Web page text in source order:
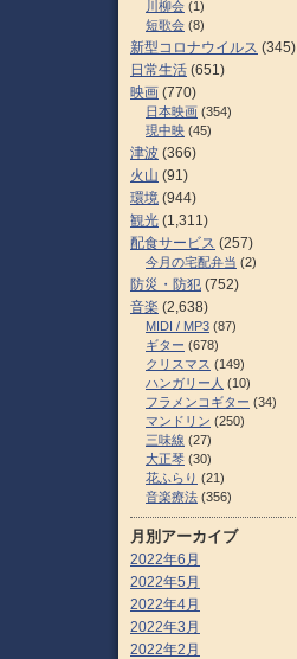
川柳会 (1)
短歌会 (8)
新型コロナウイルス (345)
日常生活 (651)
映画 (770)
日本映画 (354)
現中映 (45)
津波 (366)
火山 (91)
環境 (944)
観光 (1,311)
配食サービス (257)
今月の宅配弁当 (2)
防災・防犯 (752)
音楽 (2,638)
MIDI / MP3 (87)
ギター (678)
クリスマス (149)
ハンガリー人 (10)
フラメンコギター (34)
マンドリン (250)
三味線 (27)
大正琴 (30)
花ふらり (21)
音楽療法 (356)
月別アーカイブ
2022年6月
2022年5月
2022年4月
2022年3月
2022年2月